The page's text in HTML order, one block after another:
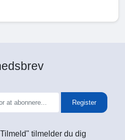
Register
tilmelder du dig